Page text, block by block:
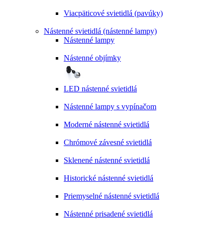
Viacpäticové svietidlá (pavúky)
Nástenné svietidlá (nástenné lampy)
Nástenné lampy
Nástenné objímky
LED nástenné svietidlá
Nástenné lampy s vypínačom
Moderné nástenné svietidlá
Chrómové závesné svietidlá
Sklenené nástenné svietidlá
Historické nástenné svietidlá
Priemyselné nástenné svietidlá
Nástenné prisadené svietidlá